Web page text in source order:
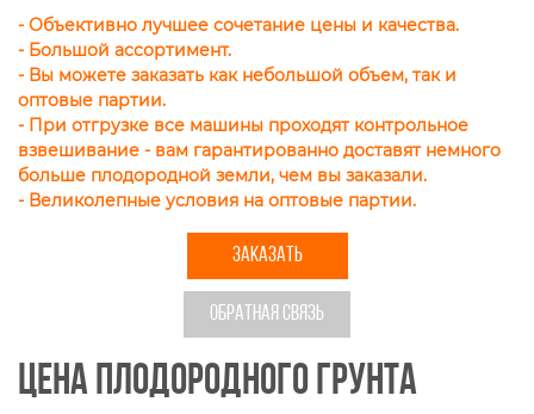
- Объективно лучшее сочетание цены и качества.
- Большой ассортимент.
- Вы можете заказать как небольшой объем, так и
оптовые партии.
- При отгрузке все машины проходят контрольное
взвешивание - вам гарантированно доставят немного
больше плодородной земли, чем вы заказали.
- Великолепные условия на оптовые партии.
ЗАКАЗАТЬ
ОБРАТНАЯ СВЯЗЬ
Цена плодородного грунта